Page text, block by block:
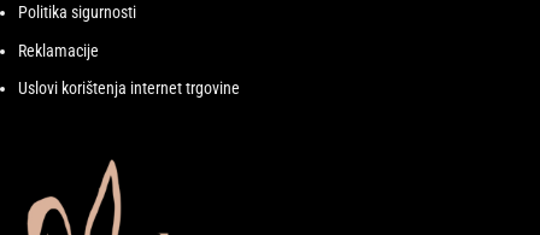
Politika sigurnosti
Reklamacije
Uslovi korištenja internet trgovine